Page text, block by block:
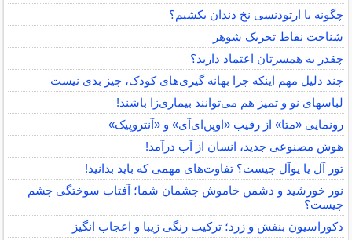
چگونه با ارتودنسی نخ دندان بکشیم؟
شناخت نقاط تحریک شوهر
چقدر به همسرتان اعتماد دارید؟
چند دلیل مهم اینکه چرا بهانه گیری‌های کودک، چیز بدی نیست
لباس‎های نو و تمیز هم می‌توانند بیماری‌زا باشند!
رونمایی «متا» از رقیب «اوپن‌ای‌آی» و «آنتروپیک»
هوش مصنوعی جدید، انسان از آب درآمد!
تور آل یا یوآل چیست؟ تفاوت‌های مهمی که باید بدانید!
نور خورشید و دشمن خاموش چشمان شما؛ آفتاب سوختگی چشم
چیست؟
دکوراسیون بنفش و زرد؛ ترکیب رنگی زیبا و اعجاب انگیز